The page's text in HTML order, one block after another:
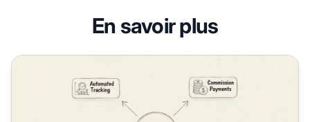
En savoir plus
Pourquoi avez-vous besoin d’un logiciel d’affiliationxa0?